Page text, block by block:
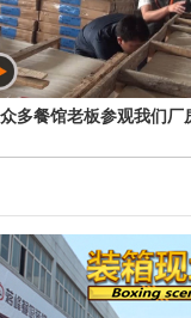
众多餐馆老板参观我们厂